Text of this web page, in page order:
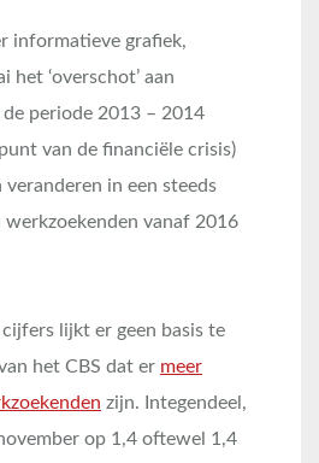
informatieve grafiek,
het ‘overschot’ aan
periode 2013 – 2014
van de financiële crisis)
veranderen in een steeds
werkzoekenden vanaf 2016
lijkt er geen basis te
het CBS dat er meer
zijn. Integendeel,
op 1,4 oftewel 1,4